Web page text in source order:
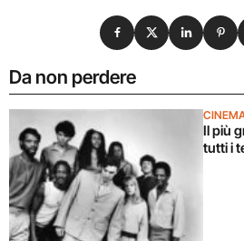
Da non perdere
Il più
tutti i
Condividi su
Condividi su X
Condividi